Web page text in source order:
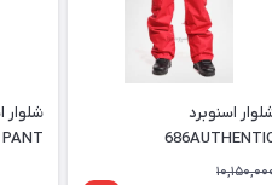
اسنوبرد
686AUTHENTIC
STANDARD SNOW PANT